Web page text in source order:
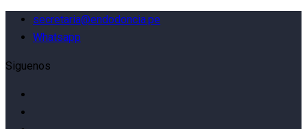
secretaria@endodoncia.pe
Whatsapp
Siguenos